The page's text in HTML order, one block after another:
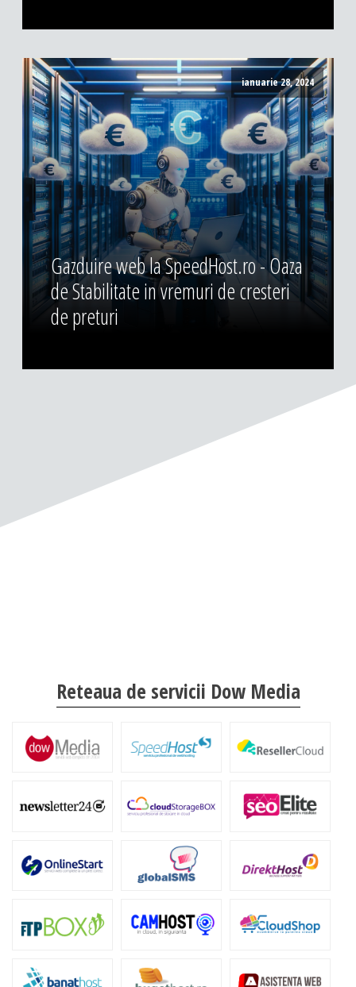
ianuarie 28, 2024
Gazduire web la SpeedHost.ro - Oaza
de Stabilitate in vremuri de cresteri
de preturi
Reteaua de servicii Dow Media